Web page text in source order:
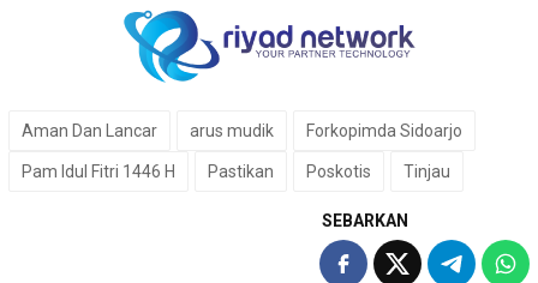
Aman Dan Lancar arus mudik Forkopimda Sidoarjo
Pam Idul Fitri 1446 H Pastikan Poskotis Tinjau
SEBARKAN